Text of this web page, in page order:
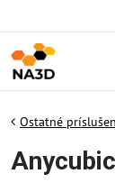
Ostatné